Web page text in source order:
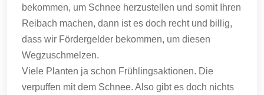
bekommen, um Schnee herzustellen und somit Ihren
Reibach machen, dann ist es doch recht und billig,
dass wir Fördergelder bekommen, um diesen
Wegzuschmelzen.
Viele Planten ja schon Frühlingsaktionen. Die
verpuffen mit dem Schnee. Also gibt es doch nichts